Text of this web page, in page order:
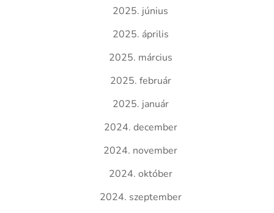
2025. június
2025. április
2025. március
2025. február
2025. január
2024. december
2024. november
2024. október
2024. szeptember